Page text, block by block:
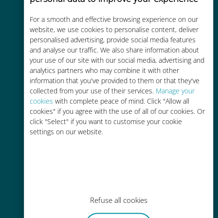
For a smooth and effective browsing experience on our
website, we use cookies to personalise content, deliver
personalised advertising, provide social media features
and analyse our traffic. We also share information about
your use of our site with our social media, advertising and
analytics partners who may combine it with other
information that you've provided to them or that they've
collected from your use of their services. Manage your
cookies with complete peace of mind. Click "Allow all
cookies" if you agree with the use of all of our cookies. Or
click "Select" if you want to customise your cookie
settings on our website.
Refuse all cookies
Kostengünstig
Bis zu 90 % günstiger als Roaming-
Gebühren bei Ihrem bisherigen
Anbieter
Einfaches Aufladen